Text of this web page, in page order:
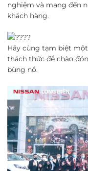
nghiệm và mang đến
khách hàng.
Hãy cùng tạm biệt
thách thức để chào
bùng nổ.